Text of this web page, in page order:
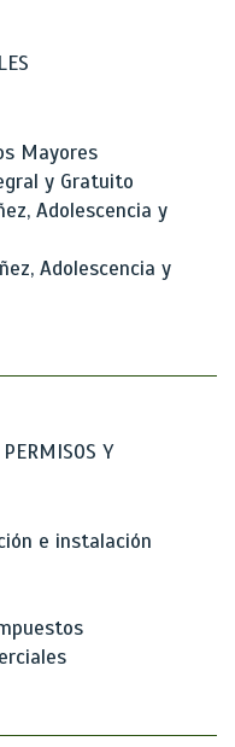
Mayores
y Gratuito
Adolescencia y
Adolescencia y
Y
e instalación